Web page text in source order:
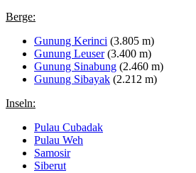
Berge:
Gunung Kerinci (3.805 m)
Gunung Leuser(3.400 m)
Gunung Sinabung (2.460 m)
Gunung Sibayak (2.212 m)
Inseln:
Pulau Cubadak
Pulau Weh
Samosir
Siberut